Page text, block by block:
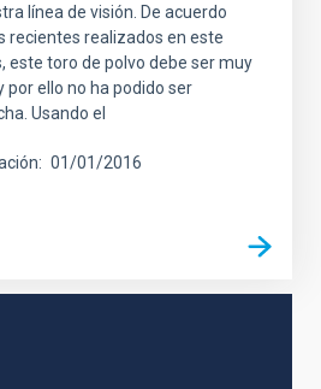
línea de visión. De acuerdo
recientes realizados en este
este toro de polvo debe ser muy
por ello no ha podido ser
Usando el
01/01/2016